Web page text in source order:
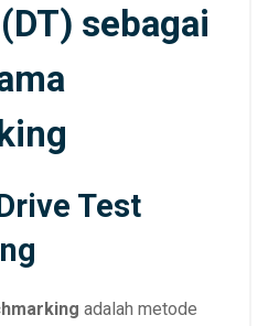
sebagai
Test
adalah metode